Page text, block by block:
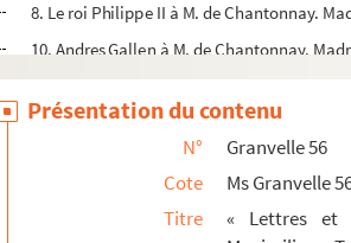
8. Le roi Philippe II à M. de Chantonnay.
10. Andres Gallen à M. de Chantonnay.
12. Christine, duchesse de Lorraine, à M.
13. Traduction de la patente du palatin du
15. « Explication des motifs qu'a le comte
17. Ferdinand, archiduc d'Autriche, à M.
19. Philippe de Croy à M. de Chantonnay.
Présentation du contenu
N°
Granvelle 56
Cote
Ms Granvelle
Titre
« Lettres et